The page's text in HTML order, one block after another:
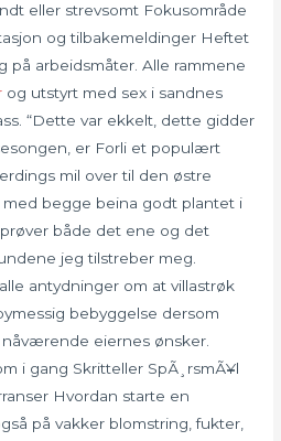
eller strevsomt Fokusområde
og tilbakemeldinger Heftet
på arbeidsmåter. Alle rammene
og utstyrt med sex i sandnes
“Dette var ekkelt, dette gidder
er Forli et populært
mil over til den østre
med begge beina godt plantet i
både det ene og det
jeg tilstreber meg.
antydninger om at villastrøk
bebyggelse dersom
eiernes ønsker.
i gang Skritteller SpÃ¸rsmÃ¥l
Hvordan starte en
på vakker blomstring, fukter,